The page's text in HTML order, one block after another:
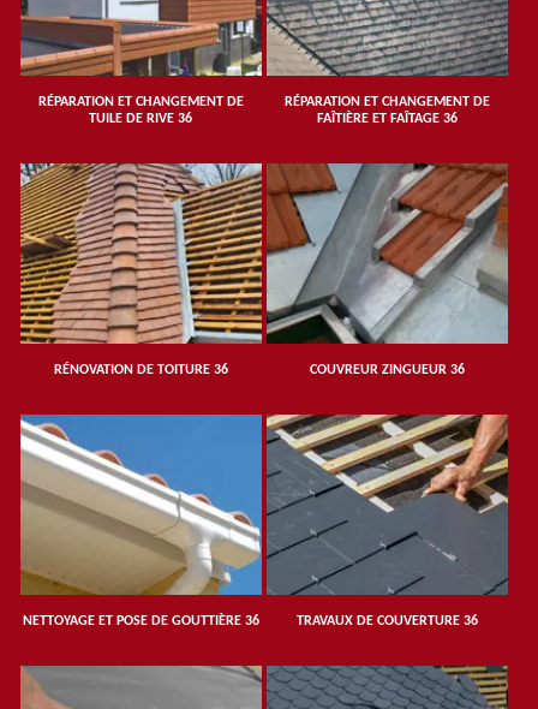
RÉPARATION ET CHANGEMENT DE
TUILE DE RIVE 36
RÉPARATION ET CHANGEMENT DE
FAÎTIÈRE ET FAÎTAGE 36
RÉNOVATION DE TOITURE 36 COUVREUR ZINGUEUR 36
NETTOYAGE ET POSE DE GOUTTIÈRE 36 TRAVAUX DE COUVERTURE 36